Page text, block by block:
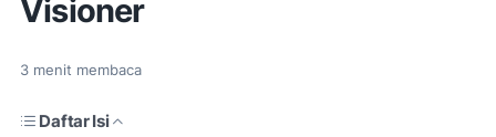
Visioner
3 menit membaca
Daftar Isi